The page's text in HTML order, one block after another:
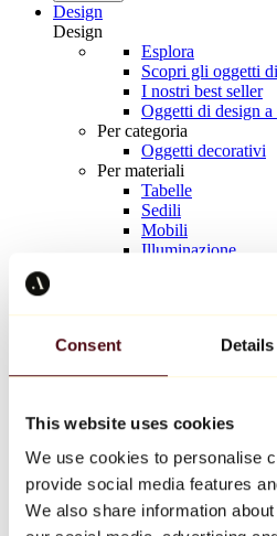
Consent Details
This website uses cookies
We use cookies to personalise
provide social media features
We also share information
Design
Design
Esplora
Scopri gli oggetti
I nostri best seller
Oggetti di design
Per categoria
Oggetti decorativi
Per materiali
Tabelle
Sedili
Mobili
Illuminazione
Keith Haring
Tutti i designer
Opera della settimana